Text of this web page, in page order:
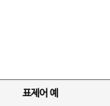
표제어 예